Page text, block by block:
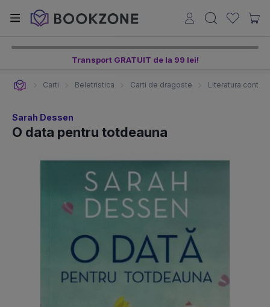
Transport GRATUIT de la 99 lei!
Carti Beletristica Carti de dragoste Literatura
Sarah Dessen
O data pentru totdeauna